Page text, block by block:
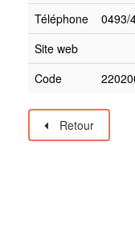
Téléphone
0493/
Site web
Code
Retour